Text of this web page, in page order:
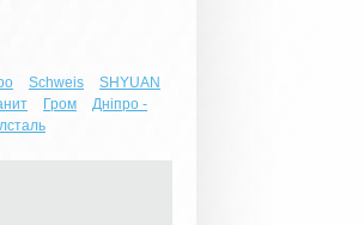
Schweis
SHYUAN
Гром
Днiпро -